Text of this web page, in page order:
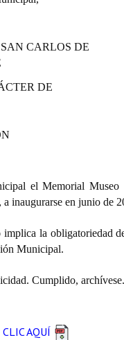
CARLOS DE
DE
el Memorial
inaugurarse en junio de
la obligatoriedad
Municipal.
Cumplido, archívese.
CLIC AQUÍ